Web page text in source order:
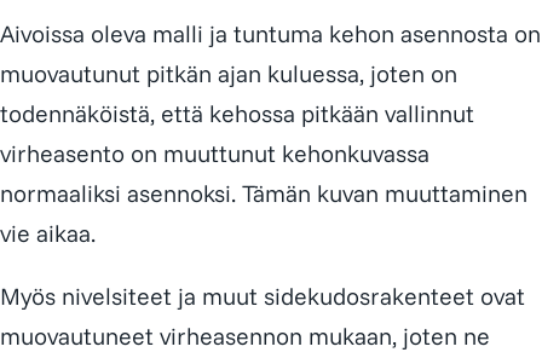
Aivoissa oleva malli ja tuntuma kehon asennosta on
muovautunut pitkän ajan kuluessa, joten on
todennäköistä, että kehossa pitkään vallinnut
virheasento on muuttunut kehonkuvassa
normaaliksi asennoksi. Tämän kuvan muuttaminen
vie aikaa.
Myös nivelsiteet ja muut sidekudosrakenteet ovat
muovautuneet virheasennon mukaan, joten ne